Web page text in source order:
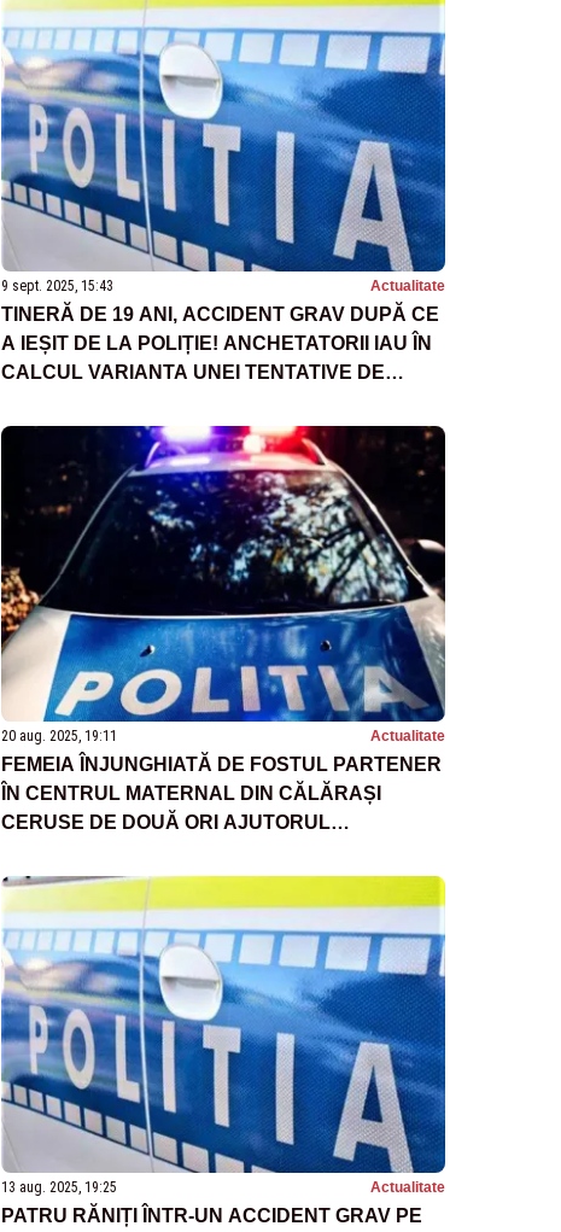
9 sept. 2025, 15:43 Actualitate
TINERĂ DE 19 ANI, ACCIDENT GRAV DUPĂ CE
A IEȘIT DE LA POLIȚIE! ANCHETATORII IAU ÎN
CALCUL VARIANTA UNEI TENTATIVE DE
20 aug. 2025, 19:11 Actualitate
FEMEIA ÎNJUNGHIATĂ DE FOSTUL PARTENER
ÎN CENTRUL MATERNAL DIN CĂLĂRAȘI
CERUSE DE DOUĂ ORI AJUTORUL
13 aug. 2025, 19:25 Actualitate
PATRU RĂNIȚI ÎNTR-UN ACCIDENT GRAV PE